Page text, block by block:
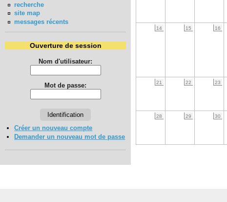
recherche
site map
messages récents
Ouverture de session
Nom d'utilisateur:
Mot de passe:
Créer un nouveau compte
Demander un nouveau mot de passe
14 15 16
21 22 23
28 29 30